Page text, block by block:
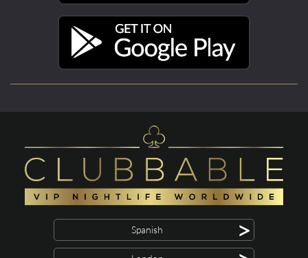
Spanish >